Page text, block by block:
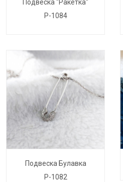
Подвеска "Ракетка"
P-1084
Подвеска Булавка
P-1082